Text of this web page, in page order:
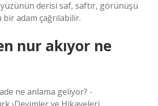
derisi saf, saftır, görünüşü
bir adam çağrılabilir.
nur akıyor ne
ne anlama geliyor? -